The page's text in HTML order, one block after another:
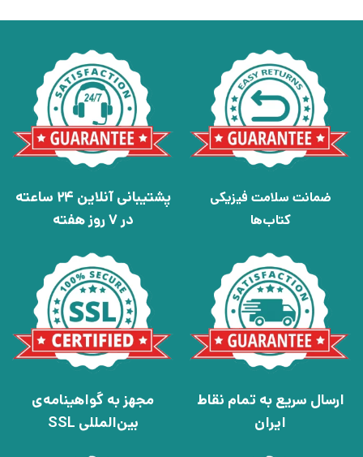
ضمانت سلامت فیزیکی
کتاب‌ها
پشتیبانی آنلاین 24 ساعته
در 7 روز هفته
ارسال سریع به تمام نقاط
ایران
مجهز به گواهینامه‌ی
بین‌المللی SSL